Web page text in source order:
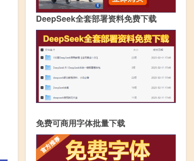
DeepSeek全套部署资料免费下载
免费可商用字体批量下载